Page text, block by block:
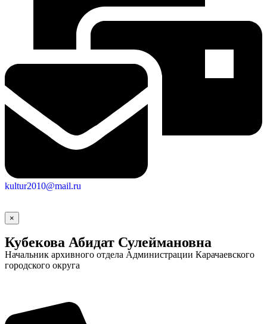
kultur2010@mail.ru
×
Кубекова Абидат Сулеймановна
Начальник архивного отдела Администрации Карачаевского
городского округа